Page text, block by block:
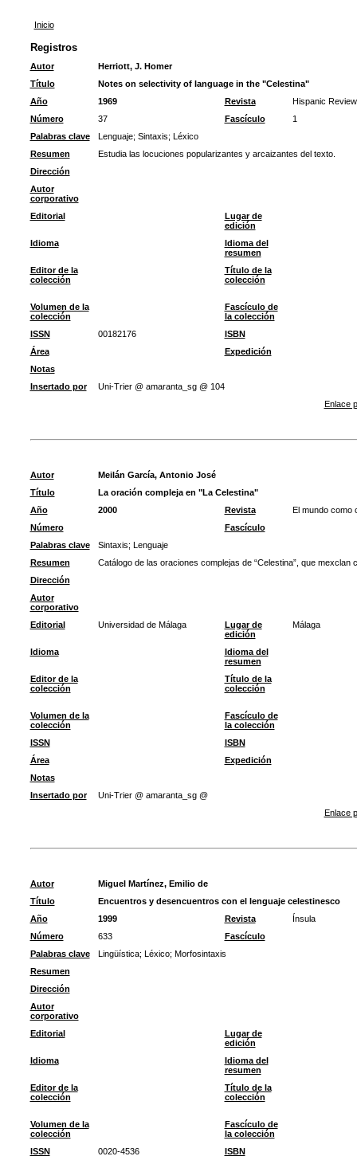
Inicio
Registros
Autor
Herriott, J. Homer
Título
Notes on selectivity of language in the "Celestina"
Año
1969 Revista
Hispanic Review
Número
37 Fascículo
1
Palabras clave
Lenguaje; Sintaxis; Léxico
Resumen
Estudia las locuciones popularizantes y arcaizantes del texto.
Dirección
Autor
corporativo
Editorial
Lugar de
edición
Idioma
Idioma del
resumen
Editor de la
colección
Título de la
colección
Volumen de la
colección
Fascículo de
la colección
ISSN
00182176
ISBN
Área
Expedición
Notas
Insertado por
Uni-Trier @ amaranta_sg @ 104
Enlace
Autor
Meilán García, Antonio José
Título
La oración compleja en "La Celestina"
Año
2000 Revista
El mundo como
Número
Fascículo
Palabras clave
Sintaxis; Lenguaje
Resumen
Catálogo de las oraciones complejas de “Celestina”, que
Dirección
Autor
corporativo
Editorial
Universidad de Málaga
Lugar de
edición
Málaga
Idioma
Idioma del
resumen
Editor de la
colección
Título de la
colección
Volumen de la
colección
Fascículo de
la colección
ISSN
ISBN
Área
Expedición
Notas
Insertado por
Uni-Trier @ amaranta_sg @
Enlace
Autor
Miguel Martínez, Emilio de
Título
Encuentros y desencuentros con el lenguaje celestinesco
Año
1999 Revista
Ínsula
Número
633
Fascículo
Palabras clave
Lingüística; Léxico; Morfosintaxis
Resumen
Dirección
Autor
corporativo
Editorial
Lugar de
edición
Idioma
Idioma del
resumen
Editor de la
colección
Título de la
colección
Volumen de la
colección
Fascículo de
la colección
ISSN
0020-4536
ISBN